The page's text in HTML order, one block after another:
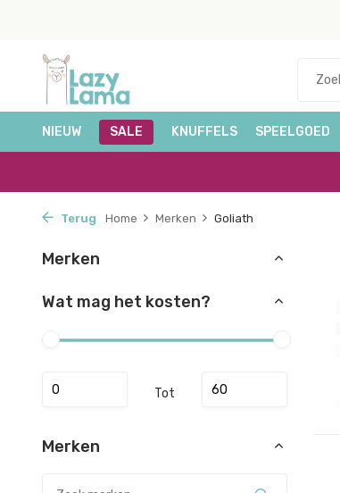
NIEUW SALE KNUFFELS SPEELGOED
Terug Home Merken Goliath
Merken
Wat mag het kosten?
Tot
Merken